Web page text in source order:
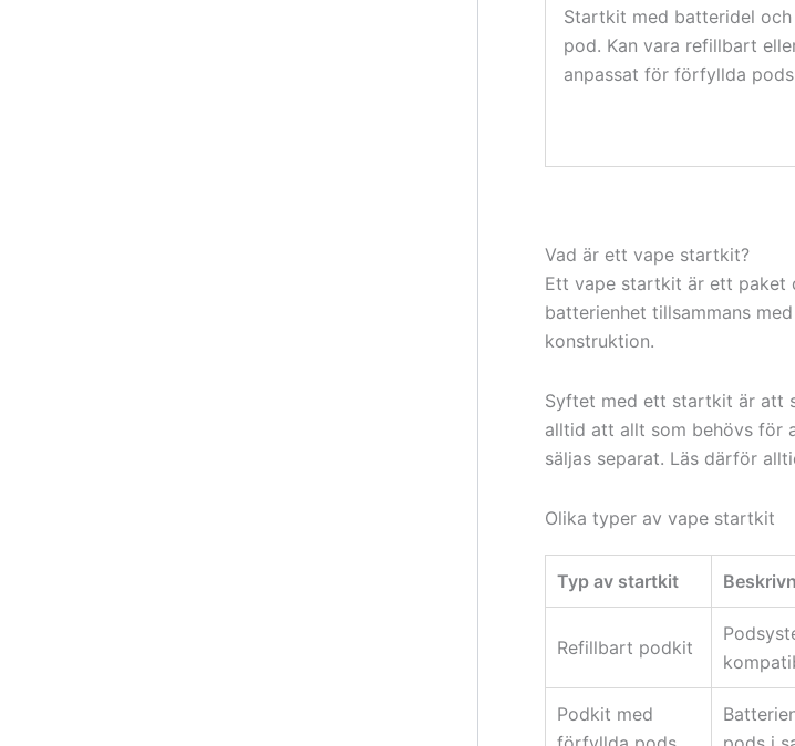
Startkit med batteridel och
pod. Kan vara refillbart
anpassat för förfyllda
Vad är ett vape startkit?
Ett vape startkit är ett paket
batterienhet tillsammans
konstruktion.
Syftet med ett startkit är att
alltid att allt som behövs för
säljas separat. Läs därför
Olika typer av vape startkit
Typ av startkit
Refillbart podkit
Podkit med